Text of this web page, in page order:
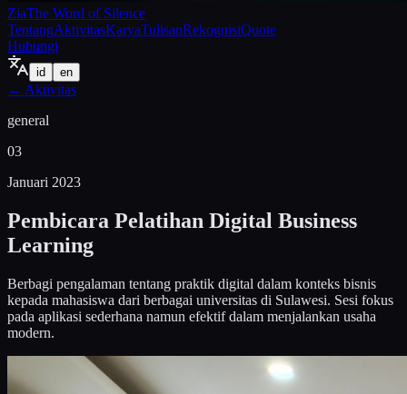
ZiaThe Word of Silence
TentangAktivitasKaryaTulisanRekognisiQuote
Hubungi
id en
← Aktivitas
general
03
Januari 2023
Pembicara Pelatihan Digital Business
Learning
Berbagi pengalaman tentang praktik digital dalam konteks bisnis
kepada mahasiswa dari berbagai universitas di Sulawesi. Sesi fokus
pada aplikasi sederhana namun efektif dalam menjalankan usaha
modern.